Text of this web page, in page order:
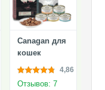
Canagan для
кошек
4,86
Отзывов: 7